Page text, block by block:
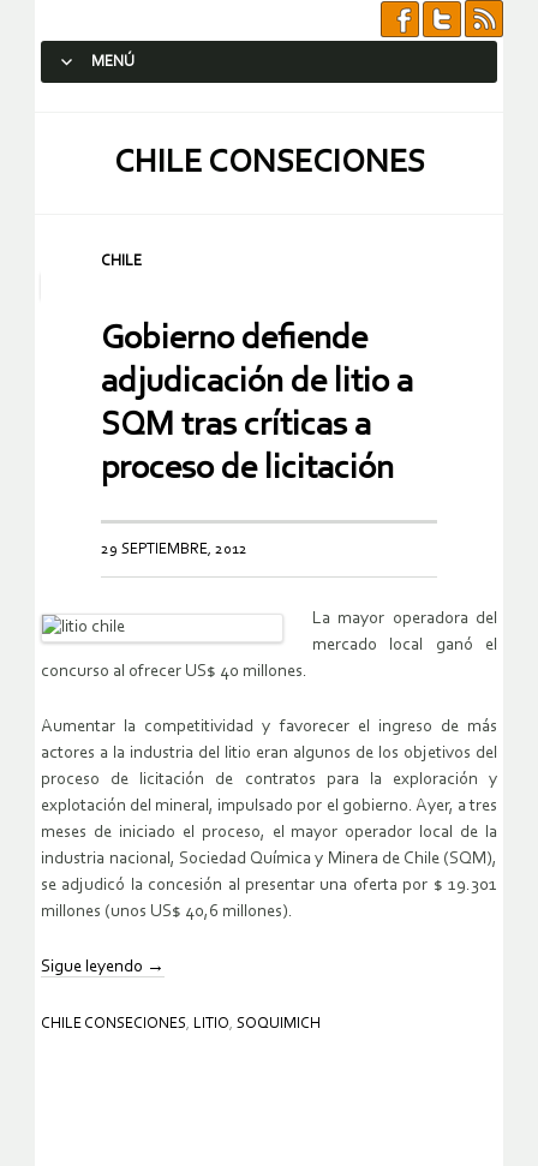
MENÚ
CHILE CONSECIONES
CHILE
Gobierno defiende
adjudicación de litio a
SQM tras críticas a
proceso de licitación
29 SEPTIEMBRE, 2012
La mayor operadora del
mercado local ganó el
concurso al ofrecer US$ 40 millones.
Aumentar la competitividad y favorecer el ingreso de más
actores a la industria del litio eran algunos de los objetivos del
proceso de licitación de contratos para la exploración y
explotación del mineral, impulsado por el gobierno. Ayer, a tres
meses de iniciado el proceso, el mayor operador local de la
industria nacional, Sociedad Química y Minera de Chile (SQM),
se adjudicó la concesión al presentar una oferta por $ 19.301
millones (unos US$ 40,6 millones).
Sigue leyendo →
CHILE CONSECIONES, LITIO, SOQUIMICH